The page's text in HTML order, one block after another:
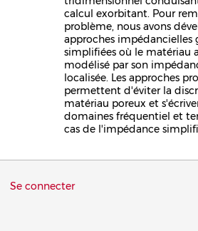
calcul exorbitant. Pour
problème, nous avons
approches impédancielles
simplifiées où le matériau
modélisé par son
localisée. Les approches
permettent d'éviter la
matériau poreux et
domaines fréquentiel et
cas de l'impédance
Menu
Se connecter